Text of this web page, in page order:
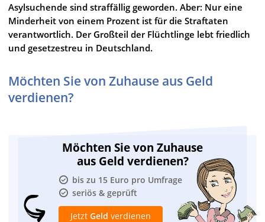
Asylsuchende sind straffällig geworden. Aber: Nur eine
Minderheit von einem Prozent ist für die Straftaten
verantwortlich. Der Großteil der Flüchtlinge lebt friedlich
und gesetzestreu in Deutschland.
Möchten Sie von Zuhause aus Geld
verdienen?
Möchten Sie von Zuhause
aus Geld verdienen?
bis zu 15 Euro pro Umfrage
seriös & geprüft
Jetzt Geld verdienen